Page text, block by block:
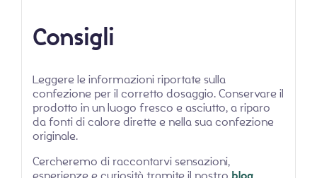
Consigli
Leggere le informazioni riportate sulla
confezione per il corretto dosaggio. Conservare il
prodotto in un luogo fresco e asciutto, a riparo
da fonti di calore dirette e nella sua confezione
originale.
Cercheremo di raccontarvi sensazioni,